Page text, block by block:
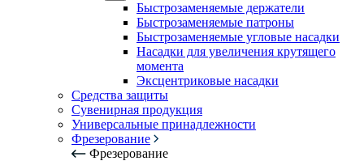
Быстрозаменяемые держатели
Быстрозаменяемые патроны
Быстрозаменяемые угловые насадки
Насадки для увеличения крутящего
момента
Эксцентриковые насадки
Средства защиты
Сувенирная продукция
Универсальные принадлежности
Фрезерование
Фрезерование